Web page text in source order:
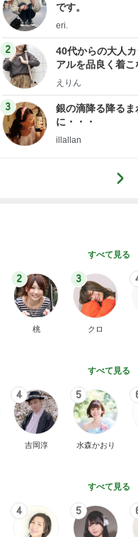
です。
eri.
2
40代からの大人
アルを品良く着こ
ファッションブロ
えりん
3
銀の滴降る降るま
に・・・
illallan
すべて見る
2
桃
3
クロ
すべて見る
4
吉岡淳
5
水森かおり
すべて見る
4 5